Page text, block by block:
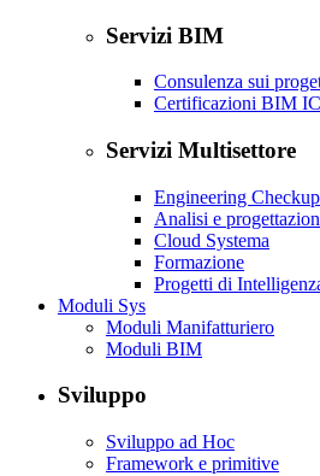
Servizi BIM
Consulenza sui
Certificazioni BIM
Servizi Multisettore
Engineering Checkup
Analisi e
Cloud Systema
Formazione
Progetti di
Moduli Sys
Moduli Manifatturiero
Moduli BIM
Sviluppo
Sviluppo ad Hoc
Framework e primitive